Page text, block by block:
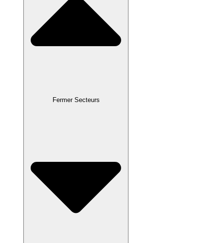
Fermer Secteurs